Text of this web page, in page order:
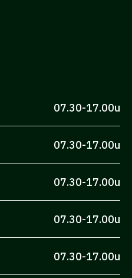
07.30-17.00u
07.30-17.00u
07.30-17.00u
07.30-17.00u
07.30-17.00u